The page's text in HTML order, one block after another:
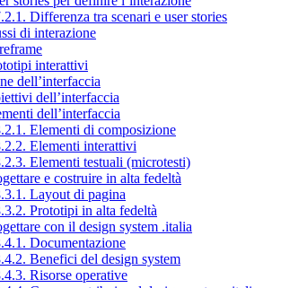
Differenza tra scenari e user stories
di interazione
interattivi
dell’interfaccia
dell’interfaccia
dell’interfaccia
Elementi di composizione
Elementi interattivi
Elementi testuali (microtesti)
e costruire in alta fedeltà
Layout di pagina
Prototipi in alta fedeltà
con il design system .italia
Documentazione
Benefici del design system
Risorse operative